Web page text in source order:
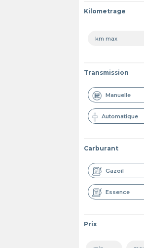
Kilometrage
Transmission
Manuelle
Automatique
Carburant
Gazoil
Essence
Prix